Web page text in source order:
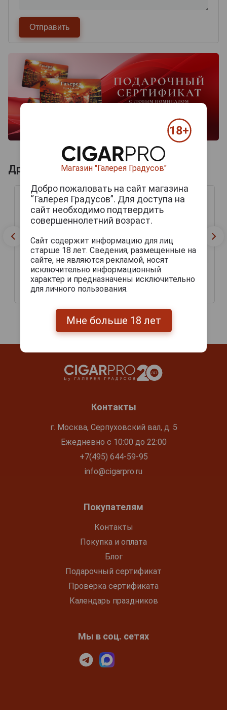
Другие продукты бренда DAVIDOFF
Сигары Davidoff Winston
Churchill Robusto
4 540 руб.
Сигары Davidoff
Nicaragua Diadema
Контакты
г. Москва, Серпуховский вал, д. 5
Ежедневно с 10:00 до 22:00
+7(495) 644-59-95
info@cigarpro.ru
Покупателям
Контакты
Покупка и оплата
Блог
Подарочный сертификат
Проверка сертификата
Календарь праздников
Мы в соц. сетях
Магазин "Галерея Градусов"
Добро пожаловать на сайт магазина
“Галерея Градусов”. Для доступа на
сайт необходимо подтвердить
совершеннолетний возраст.
Сайт содержит информацию для лиц
старше 18 лет. Сведения, размещенные на
сайте, не являются рекламой, носят
исключительно информационный
характер и предназначены исключительно
для личного пользования.
Мне больше 18 лет